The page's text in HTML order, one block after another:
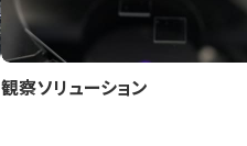
観察ソリューション